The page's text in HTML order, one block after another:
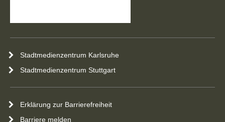
Stadtmedienzentrum Karlsruhe
Stadtmedienzentrum Stuttgart
Erklärung zur Barrierefreiheit
Barriere melden